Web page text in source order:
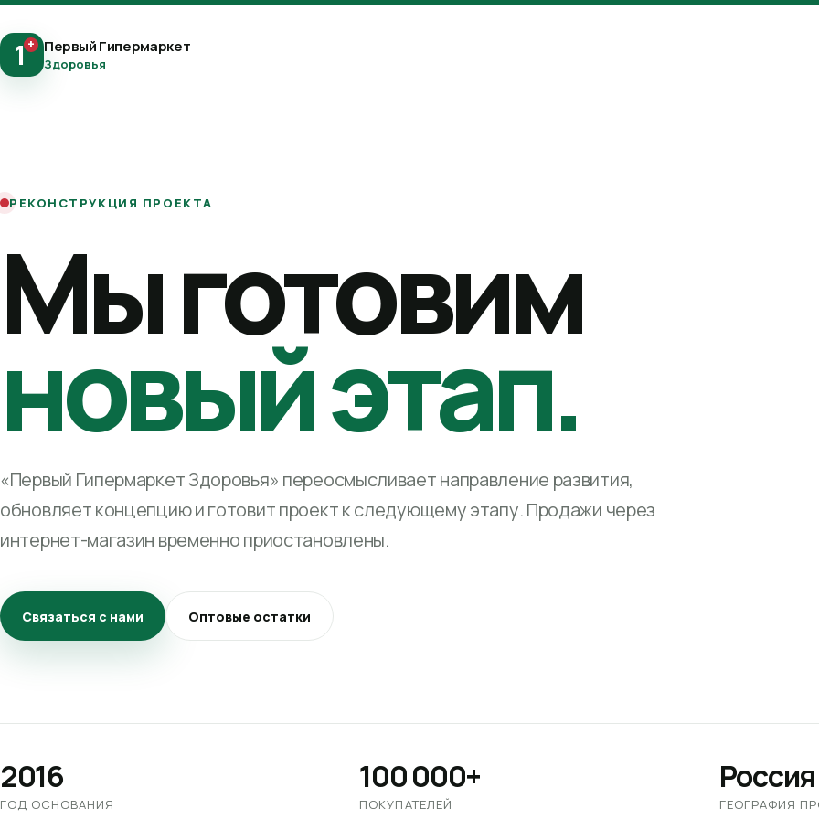
1+ Первый Гипермаркет
Здоровья
РЕКОНСТРУКЦИЯ ПРОЕКТА
Мы готовим
новый этап.
«Первый Гипермаркет Здоровья» переосмысливает направление развития,
обновляет концепцию и готовит проект к следующему этапу. Продажи через
интернет-магазин временно приостановлены.
Связаться с нами Оптовые остатки
2016
ГОД ОСНОВАНИЯ
100 000+
ПОКУПАТЕЛЕЙ
Россия
ГЕОГРАФИЯ